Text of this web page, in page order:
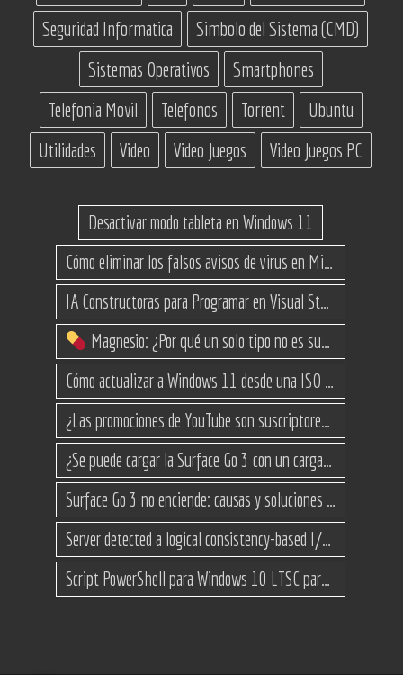
Seguridad Informatica
Simbolo del Sistema (CMD)
Sistemas Operativos
Smartphones
Telefonia Movil
Telefonos Torrent
Ubuntu
Utilidades
Video Video Juegos Video Juegos PC
Desactivar modo tableta en Windows 11
Cómo eliminar los falsos avisos de virus en Microsoft Edge
IA Constructoras para Programar en Visual Studio con C#
Magnesio: ¿Por qué un solo tipo no es suficiente? (Guía de variantes)
Cómo actualizar a Windows 11 desde una ISO en equipos no compatibles
¿Las promociones de YouTube son suscriptores reales o bots? Esta es la Verdad
¿Se puede cargar la Surface Go 3 con un cargador USB-C de teléfono?
Surface Go 3 no enciende: causas y soluciones paso a paso para que arranque
Server detected a logical consistency-based I/O error: incorrect pageid
Script PowerShell para Windows 10 LTSC para recuperar espacio